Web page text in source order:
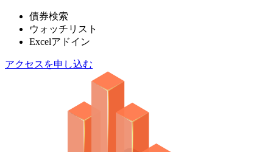
債券検索
ウォッチリスト
Excelアドイン
アクセスを申し込む